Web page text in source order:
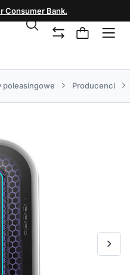
Consumer Bank.
poleasingowe Producenci